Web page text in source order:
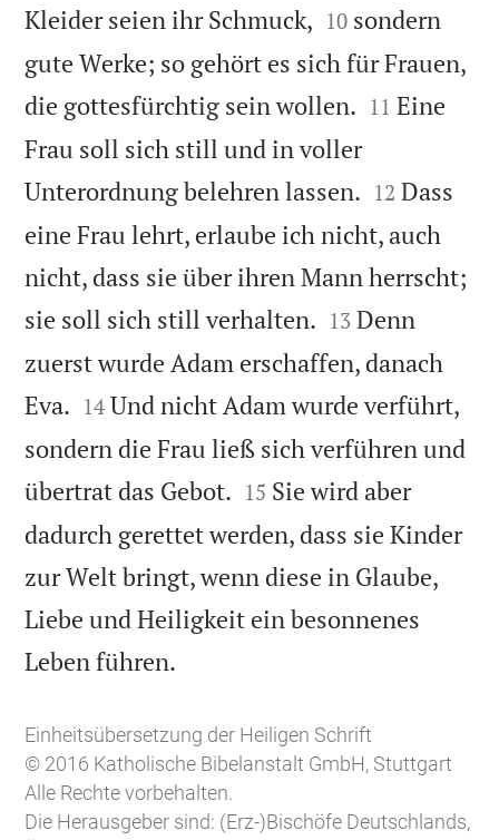
Kleider seien ihr Schmuck, 

10 sondern
gute Werke; so gehört es sich für Frauen,
die gottesfürchtig sein wollen. 

11 Eine
Frau soll sich still und in voller
Unterordnung belehren lassen. 

12 Dass
eine Frau lehrt, erlaube ich nicht, auch
nicht, dass sie über ihren Mann herrscht;
sie soll sich still verhalten. 

13 Denn
zuerst wurde Adam erschaffen, danach
Eva. 

14 Und nicht Adam wurde verführt,
sondern die Frau ließ sich verführen und
übertrat das Gebot. 

15 Sie wird aber
dadurch gerettet werden, dass sie Kinder
zur Welt bringt, wenn diese in Glaube,
Liebe und Heiligkeit ein besonnenes
Leben führen.
Einheitsübersetzung der Heiligen Schrift
© 2016 Katholische Bibelanstalt GmbH, Stuttgart
Alle Rechte vorbehalten.
Die Herausgeber sind: (Erz-)Bischöfe Deutschlands,